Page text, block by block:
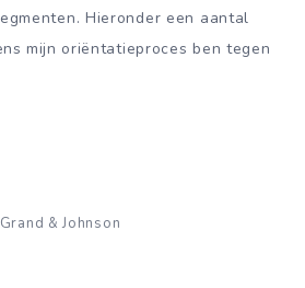
Hieronder een aantal
mijn oriëntatieproces ben tegen
Grand & Johnson